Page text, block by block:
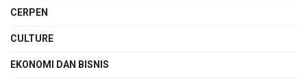
CERPEN
CULTURE
EKONOMI DAN BISNIS